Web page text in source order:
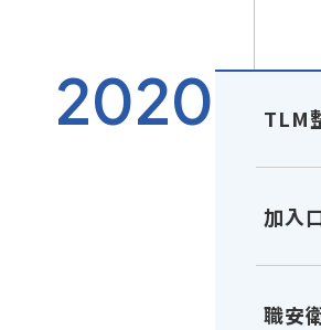
2020 TLM
加入
職安